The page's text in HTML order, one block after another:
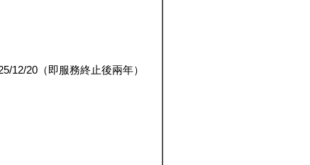
12/20（即服務終止後兩年）